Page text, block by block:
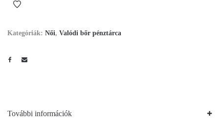
Kategóriák: Női, Valódi bőr pénztárca
További információk